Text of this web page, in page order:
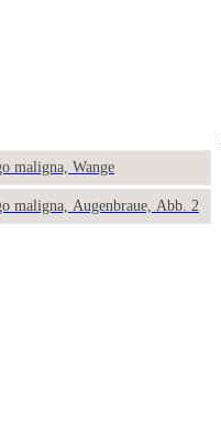
maligna, Wange
maligna, Augenbraue, Abb. 2